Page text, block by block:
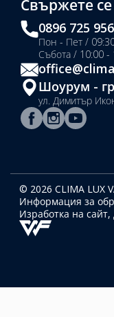
Свържете се
0896 725 956
Пон - Пет /
Събота / 10:00 -
Шоурум -
ул. Димитър
© 2026 CLIMA LUX
Информация за
Изработка на сайт,